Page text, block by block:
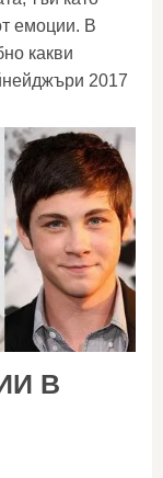
емоции. В
какви
2017
В